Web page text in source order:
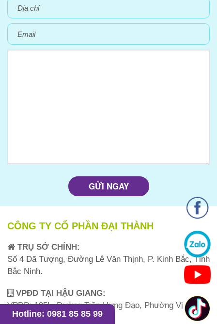
CÔNG TY CỔ PHẦN ĐẠI THÀNH
TRỤ SỞ CHÍNH:
Số 4 Dã Tượng, Đường Lê Văn Thịnh, P. Kinh Bắc, Tỉnh
Bắc Ninh.
VPĐD TẠI HẬU GIANG:
VPĐD: 195L, Đường Trần Hưng Đạo, Phường Vị
Thanh, TP Cần Thơ.
Hotline: 0981 85 85 99